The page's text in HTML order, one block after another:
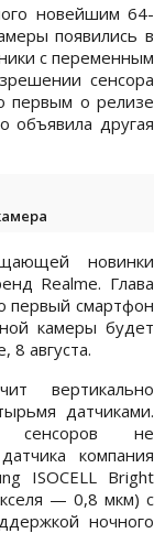
новейшим 64-
появились в
с переменным
сенсора
первым о релизе
объявила другая
новинки
Realme. Глава
первый смартфон
камеры будет
августа.
вертикально
датчиками.
сенсоров не
компания
ISOCELL Bright
— 0,8 мкм) с
ночного